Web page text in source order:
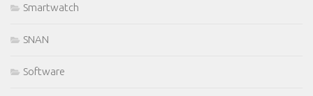
Smartwatch
SNAN
Software